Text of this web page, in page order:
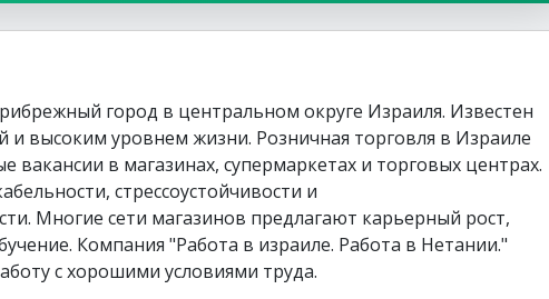
город в центральном округе Израиля. Известен
высоким уровнем жизни. Розничная торговля в Израиле
вакансии в магазинах, супермаркетах и торговых центрах.
стрессоустойчивости и
Многие сети магазинов предлагают карьерный рост,
Компания "Работа в израиле. Работа в Нетании."
с хорошими условиями труда.